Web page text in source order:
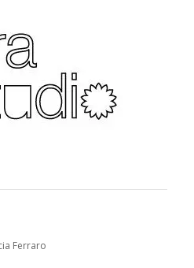
Ferraro